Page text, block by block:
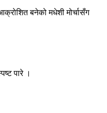
बनेको मधेशी मोर्चासँग
पारे ।